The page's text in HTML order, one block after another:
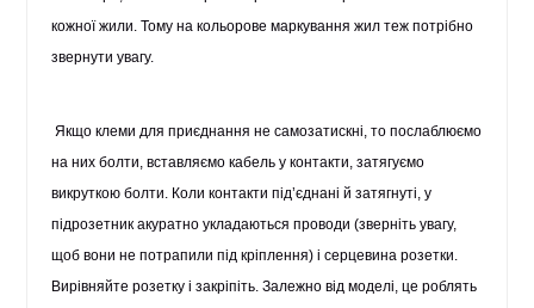
кожної жили. Тому на кольорове маркування жил теж потрібно
звернути увагу.
Якщо клеми для приєднання не самозатискні, то послаблюємо
на них болти, вставляємо кабель у контакти, затягуємо
викруткою болти. Коли контакти під’єднані й затягнуті, у
підрозетник акуратно укладаються проводи (зверніть увагу,
щоб вони не потрапили під кріплення) і серцевина розетки.
Вирівняйте розетку і закріпіть. Залежно від моделі, це роблять